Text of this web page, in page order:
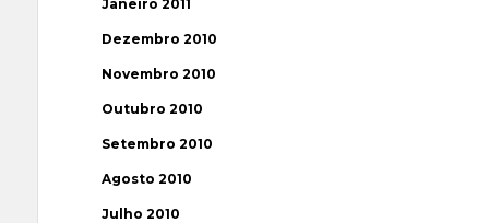
Janeiro 2011
Dezembro 2010
Novembro 2010
Outubro 2010
Setembro 2010
Agosto 2010
Julho 2010